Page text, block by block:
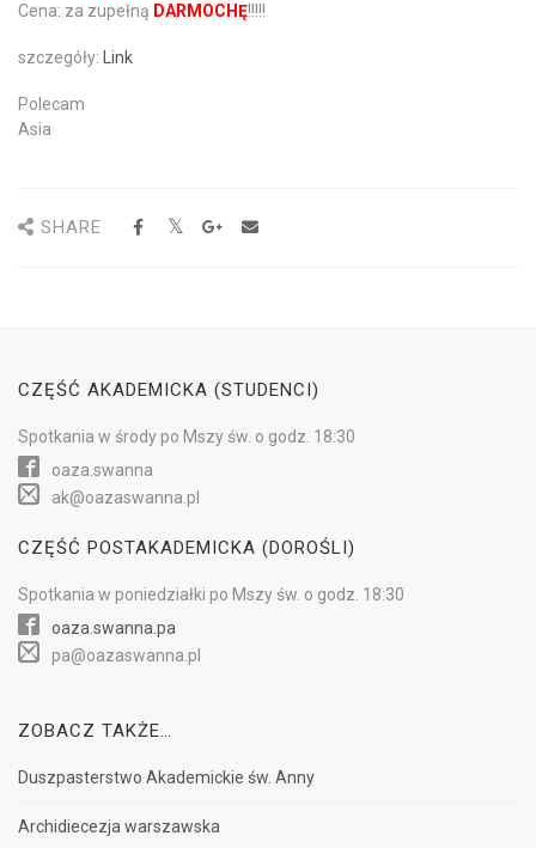
Cena: za zupełną DARMOCHĘ!!!!!
szczegóły: Link
Polecam
Asia
SHARE
CZĘŚĆ AKADEMICKA (STUDENCI)
Spotkania w środypo Mszy św. o godz. 18:30
oaza.swanna
ak@oazaswanna.pl
CZĘŚĆ POSTAKADEMICKA (DOROŚLI)
Spotkania w poniedziałki po Mszy św. o godz. 18:30
oaza.swanna.pa
pa@oazaswanna.pl
ZOBACZ TAKŻE…
Duszpasterstwo Akademickie św. Anny
Archidiecezja warszawska